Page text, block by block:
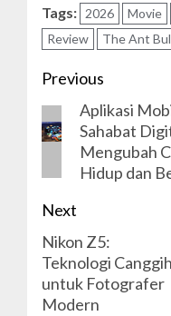
Tags: 2026 Movie
Review
The Ant
Post
navigation
Previous
Previous
post:
Aplikasi
Sahabat
Mengubah
Hidup dan
Next
Next
post:
Nikon Z5:
Teknologi Canggih
untuk Fotografer
Modern